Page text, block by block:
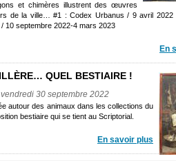
et chimères illustrent des œuvres
de la ville… #1 : Codex Urbanus / 9 avril 2022
10 septembre 2022-4 mars 2023
En
QUEL BESTIAIRE !
30 septembre 2022
autour des animaux dans les collections du
bestiaire qui se tient au Scriptorial.
En savoir plus